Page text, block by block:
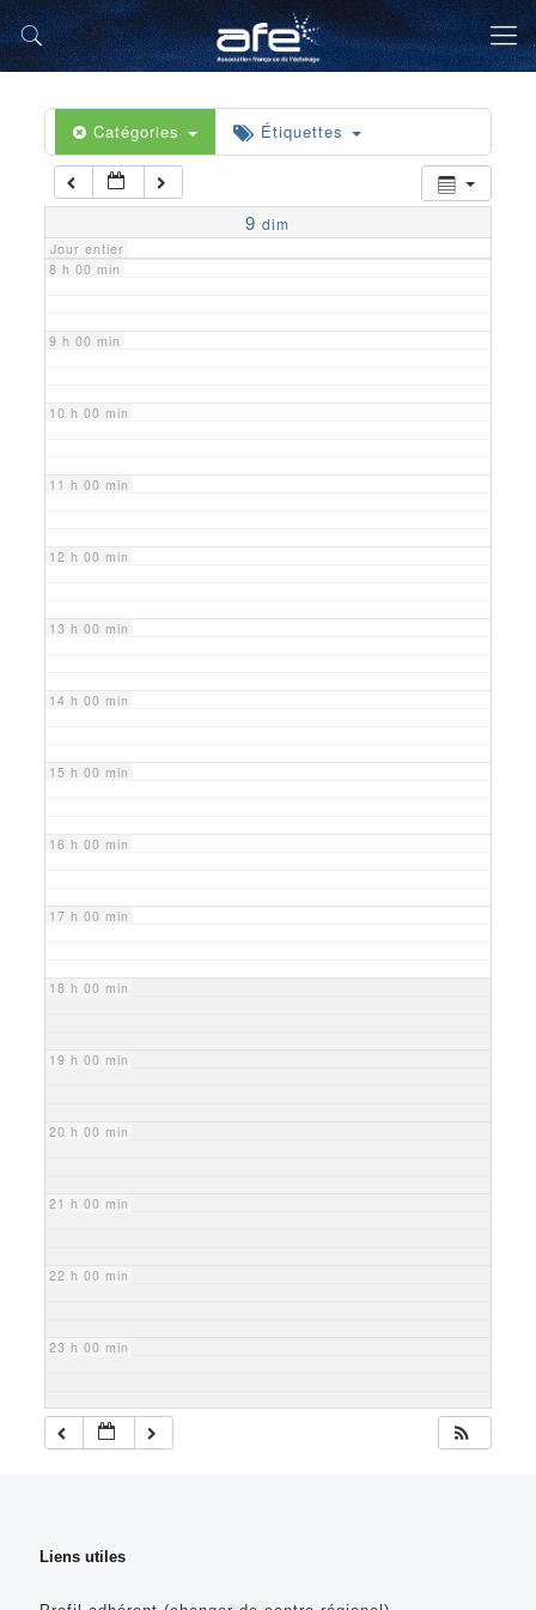
Catégories Étiquettes
9 dim
Jour entier
5 h 00 min
6 h 00 min
7 h 00 min
8 h 00 min
9 h 00 min
10 h 00 min
11 h 00 min
12 h 00 min
13 h 00 min
14 h 00 min
15 h 00 min
16 h 00 min
17 h 00 min
18 h 00 min
19 h 00 min
20 h 00 min
21 h 00 min
22 h 00 min
23 h 00 min
Liens utiles